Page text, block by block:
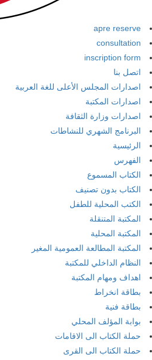
apre reserve
consultation
inscription form
اتصل بنا
اصدارات المجلس الأعلى للغة العربية
اصدارات المكتبة
اصدارات وزارة الثقافة
البرنامج الشهري للنشاطات
الرئيسية
الفهرس
الكتاب المسموع
الكتاب بدون تصنيف
الكتب المحلية للطفل
المكتبة المتنقلة
المكتبة المحلية
المكتبة المطالعة العمومية المغير
النظام الداخلي للمكتبة
اهداف ومهام المكتبة
بطاقة انخراط
بطاقة فنية
بوابة المؤلف المحلي
حملة الكتاب الى الاقامات
حملة الكتاب الى القرى